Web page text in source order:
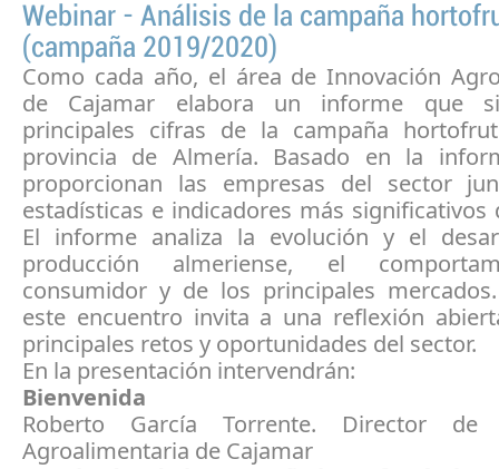
Webinar - Análisis de la campaña
(campaña 2019/2020)
Como cada año, el área de Innovación
de Cajamar elabora un informe que
principales cifras de la campaña
provincia de Almería. Basado en la
proporcionan las empresas del sector
estadísticas e indicadores más significativos
El informe analiza la evolución y el
producción almeriense, el
consumidor y de los principales
este encuentro invita a una reflexión
principales retos y oportunidades del sector.
En la presentación intervendrán:
Bienvenida
Roberto García Torrente. Director de
Agroalimentaria de Cajamar